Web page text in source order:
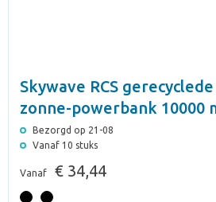
Skywave RCS
zonne-powerbank 10000
Bezorgd op 21-08
Vanaf 10 stuks
Vanaf € 34,44